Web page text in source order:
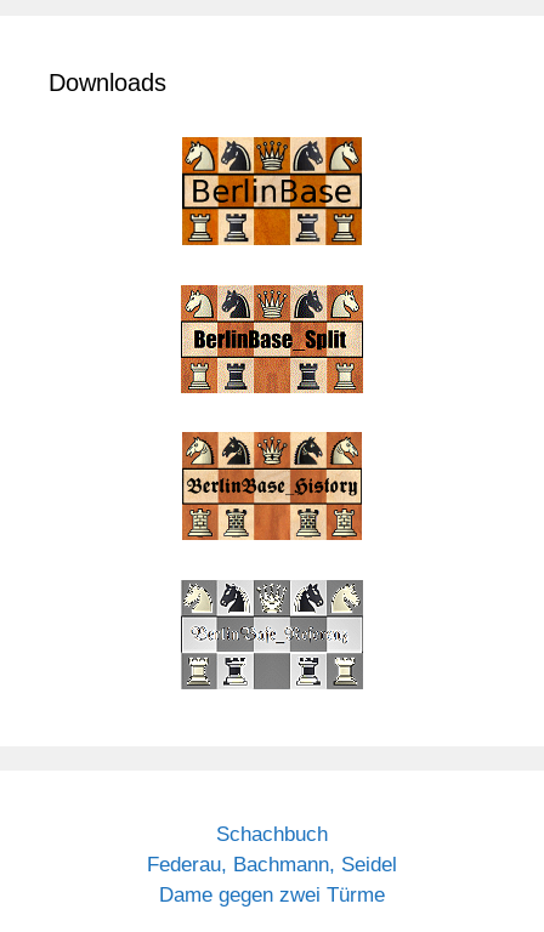
Downloads
Schachbuch
Federau, Bachmann, Seidel
Dame gegen zwei Türme